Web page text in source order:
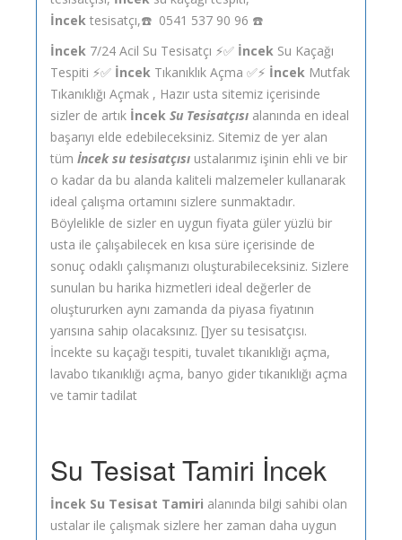
İncek tesisatçı,☎️ 0541 537 90 96 ☎️
İncek 7/24 Acil Su Tesisatçı ⚡✅ İncek Su Kaçağı
Tespiti ⚡✅ İncek Tıkanıklık Açma ✅⚡ İncek Mutfak
Tıkanıklığı Açmak , Hazır usta sitemiz içerisinde
sizler de artık İncek Su Tesisatçısı alanında en ideal
başarıyı elde edebileceksiniz. Sitemiz de yer alan
tüm İncek su tesisatçısı ustalarımız işinin ehli ve bir
o kadar da bu alanda kaliteli malzemeler kullanarak
ideal çalışma ortamını sizlere sunmaktadır.
Böylelikle de sizler en uygun fiyata güler yüzlü bir
usta ile çalışabilecek en kısa süre içerisinde de
sonuç odaklı çalışmanızı oluşturabileceksiniz. Sizlere
sunulan bu harika hizmetleri ideal değerler de
oluştururken aynı zamanda da piyasa fiyatının
yarısına sahip olacaksınız. []yer su tesisatçısı.
İncekte su kaçağı tespiti, tuvalet tıkanıklığı açma,
lavabo tıkanıklığı açma, banyo gider tıkanıklığı açma
ve tamir tadilat
Su Tesisat Tamiri İncek
İncek Su Tesisat Tamiri alanında bilgi sahibi olan
ustalar ile çalışmak sizlere her zaman daha uygun